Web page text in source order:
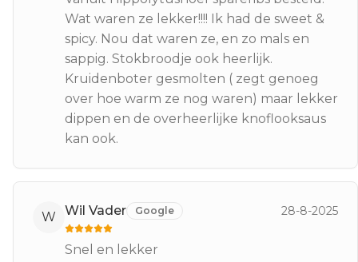
Wat waren ze lekker!!!! Ik had de sweet &
spicy. Nou dat waren ze, en zo mals en
sappig. Stokbroodje ook heerlijk.
Kruidenboter gesmolten ( zegt genoeg
over hoe warm ze nog waren) maar lekker
dippen en de overheerlijke knoflooksaus
kan ook.
W Wil Vader Google 28-8-2025
Snel en lekker